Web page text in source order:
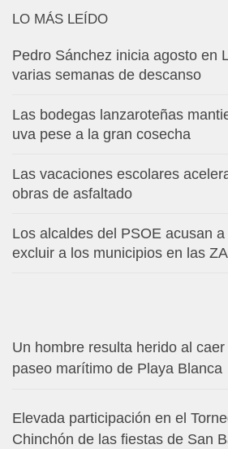
LO MÁS LEÍDO
Pedro Sánchez inicia agosto en
varias semanas de descanso
Las bodegas lanzaroteñas
uva pese a la gran cosecha
Las vacaciones escolares
obras de asfaltado
Los alcaldes del PSOE acusan
excluir a los municipios en las
Un hombre resulta herido al
paseo marítimo de Playa Blanca
Elevada participación en el
Chinchón de las fiestas de San